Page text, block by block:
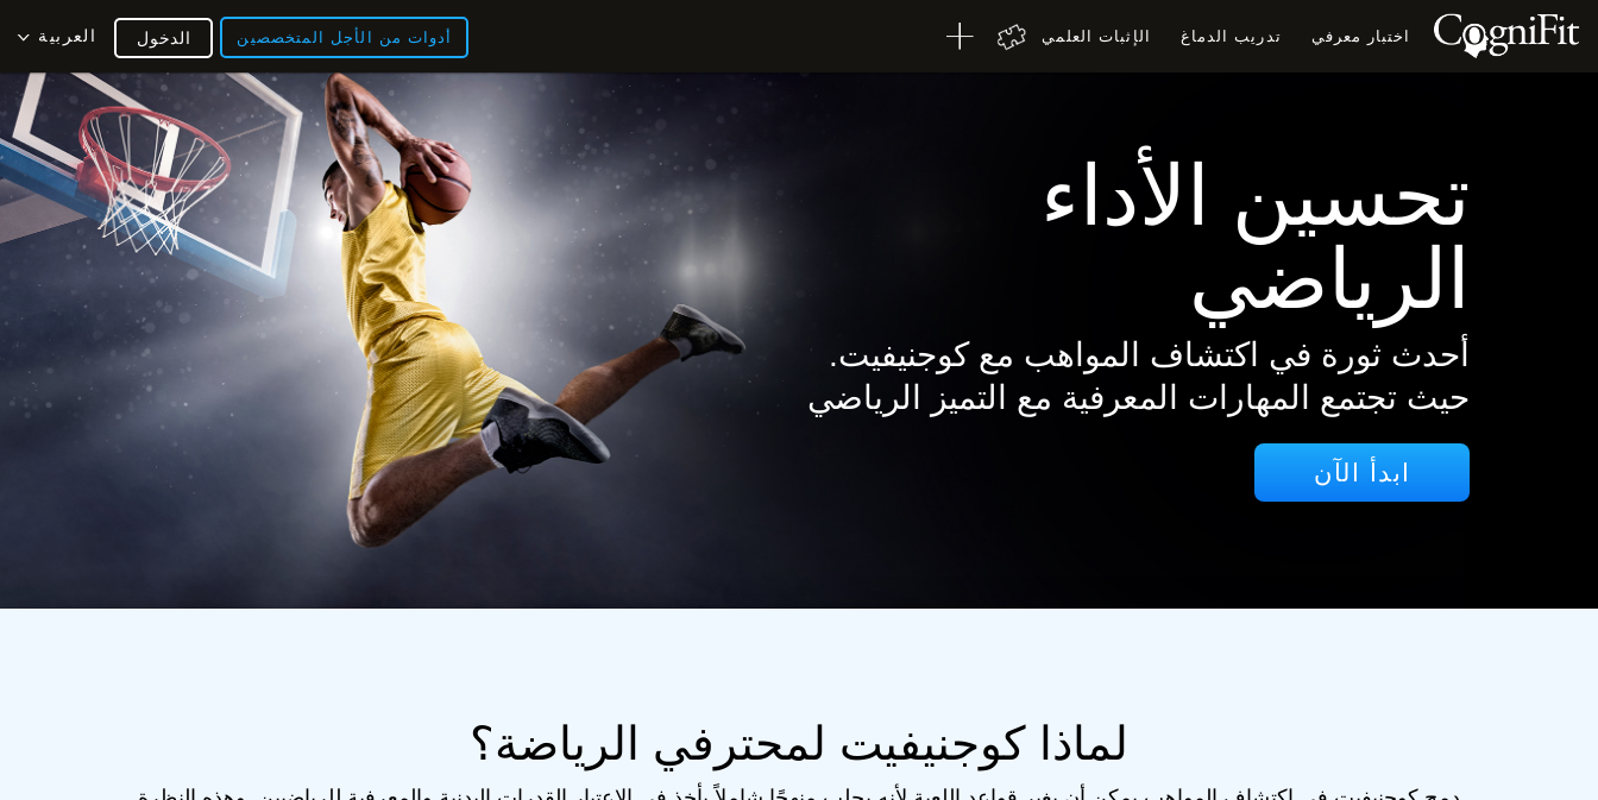
اختبار معرفي تدريب الدماغ الإثبات العلمي أدوات من الأجل المتخصصين العربية الدخول
تحسين الأداء
الرياضي
أحدث ثورة في اكتشاف المواهب مع كوجنيفيت.
حيث تجتمع المهارات المعرفية مع التميز الرياضي
ابدأ الآن
لماذا كوجنيفيت لمحترفي الرياضة؟